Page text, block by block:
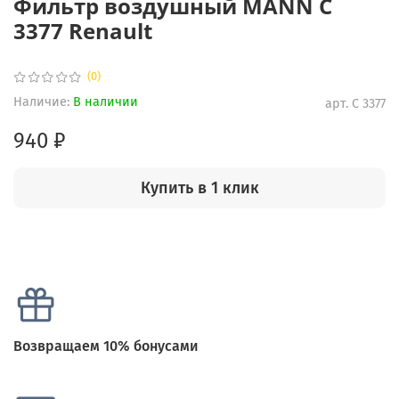
(0)
арт. C 3377
Наличие: В наличии
3377 Renault
940 ₽
Купить в 1 клик
Возвращаем 10% бонусами